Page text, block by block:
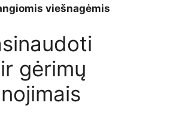
viešnagėmis
gėrimų